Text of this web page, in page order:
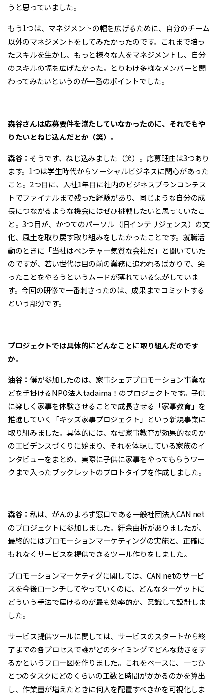
うと思っていました。
もう1つは、マネジメントの幅を広げるために、自分のチーム
以外のマネジメントをしてみたかったのです。これまで培っ
たスキルを生かし、もっと様々な人をマネジメントし、自分
のスキルの幅を広げたかった。とりわけ多様なメンバーと関
わってみたいというのが一番のポイントでした。
――森谷さんは応募要件を満たしていなかったのに、それでもや
りたいとねじ込んだとか（笑）。
森谷： そうです、ねじ込みました（笑）。応募理由は3つあり
ます。1つは学生時代からソーシャルビジネスに関心があった
こと。2つ目に、入社1年目に社内のビジネスプランコンテス
トでファイナルまで残った経験があり、同じような自分の成
長につながるような機会にはぜひ挑戦したいと思っていたこ
と。3つ目が、かつてのパーソル（旧インテリジェンス）の文
化、風土を取り戻す取り組みをしたかったことです。就職活
動のときに「当社はベンチャー気質な会社だ」と聞いていた
のですが、若い世代は目の前の業務に追われるばかりで、尖
ったことをやろうというムードが薄れている気がしていま
す。今回の研修で一番刺さったのは、成果までコミットする
という部分です。
――プロジェクトでは具体的にどんなことに取り組んだのです
か。
油谷：僕が参加したのは、家事シェアプロモーション事業な
どを手掛けるNPO法人tadaima！のプロジェクトです。子供
に楽しく家事を体験させることで成長させる「家事教育」を
推進していく「キッズ家事プロジェクト」という新規事業に
取り組みました。具体的には、なぜ家事教育が効果的なのか
のエビデンスづくりに始まり、それを体現している家族のイ
ンタビューをまとめ、実際に子供に家事をやってもらうワー
クまで入ったブックレットのプロトタイプを作成しました。
森谷：私は、がんのよろず窓口である一般社団法人CAN net
のプロジェクトに参加しました。紆余曲折がありましたが、
最終的にはプロモーションマーケティングの実施と、正確に
もれなくサービスを提供できるツール作りをしました。
プロモーションマーケティグに関しては、CAN netのサービ
スを今後ローンチしてやっていくのに、どんなターゲットに
どういう手法で届けるのが最も効率的か、意識して設計しま
した。
サービス提供ツールに関しては、サービスのスタートから終
了までの各プロセスで誰がどのタイミングでどんな動きをす
るかというフロー図を作りました。これをベースに、一つひ
とつのタスクにどのくらいの工数と時間がかかるのかを算出
し、作業量が増えたときに何人を配置すべきかを可視化しま